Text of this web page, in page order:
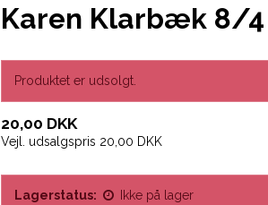
Karen Klarbæk 8/4
Produktet er udsolgt.
20,00 DKK
Vejl. udsalgspris 20,00 DKK
Lagerstatus: Ikke på lager